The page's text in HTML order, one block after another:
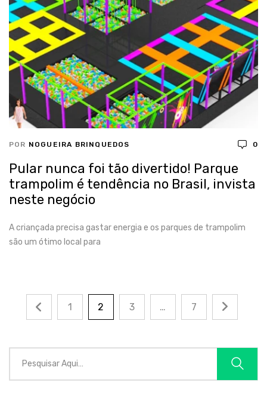
POR NOGUEIRA BRINQUEDOS 0
Pular nunca foi tão divertido! Parque
trampolim é tendência no Brasil, invista
neste negócio
A criançada precisa gastar energia e os parques de trampolim
são um ótimo local para
1 2 3 … 7